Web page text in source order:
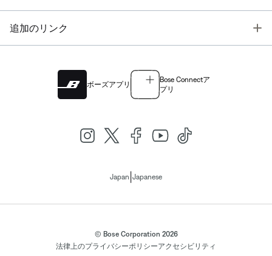
追加のリンク
ボーズアプリ
Bose Connectア
プリ
Japan Japanese
© Bose Corporation 2026
法律上のプライバシーポリシーアクセシビリティ